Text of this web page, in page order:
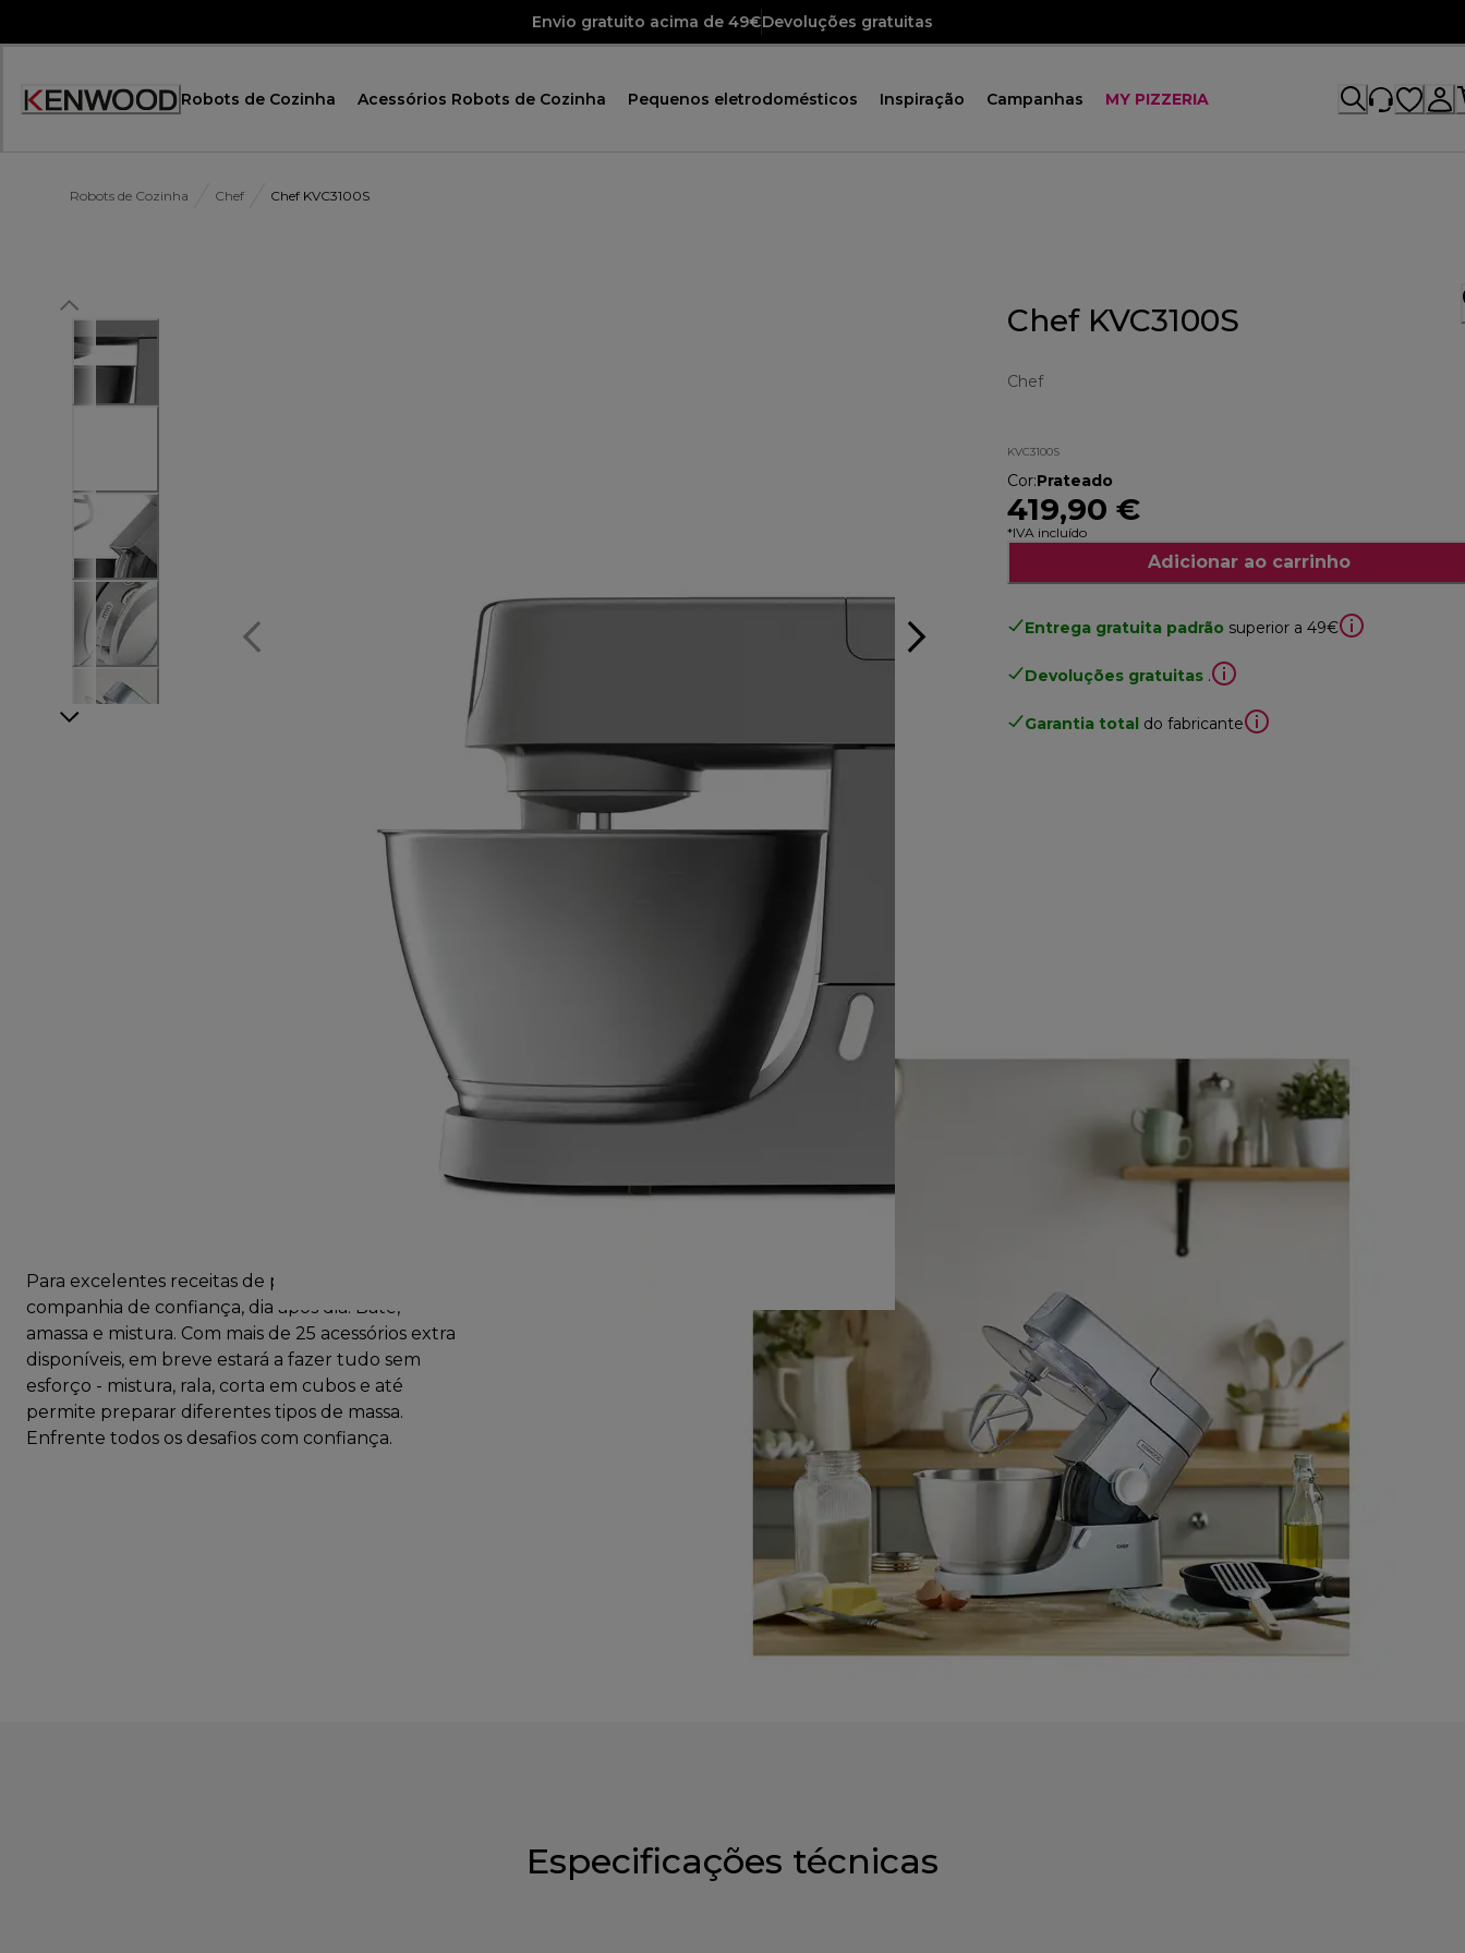
Envio gratuito acima de 49€Devoluções gratuitas
Robots de Cozinha Acessórios Robots de Cozinha Pequenos eletrodomésticos Inspiração Campanhas MY PIZZERIA
Robots de Cozinha Chef Chef KVC3100S
Chef KVC3100S
Chef
KVC3100S
Cor:Prateado
419,90 €
*IVA incluído
Adicionar ao carrinho
Entrega gratuita padrão superior a 49€
Devoluções gratuitas .
Garantia total do fabricante
Para excelentes receitas de pastelaria: a sua
companhia de confiança, dia após dia. Bate,
amassa e mistura. Com mais de 25 acessórios extra
disponíveis, em breve estará a fazer tudo sem
esforço - mistura, rala, corta em cubos e até
permite preparar diferentes tipos de massa.
Enfrente todos os desafios com confiança.
Especificações técnicas